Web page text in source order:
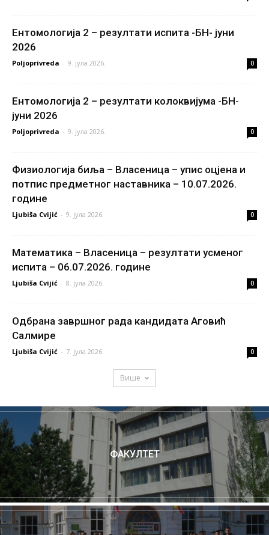
Ентомологија 2 – резултати испита -БН- јуни
2026
Poljoprivreda - 9. јула 2026. 0
Ентомологија 2 – резултати колоквијума -БН-
јуни 2026
Poljoprivreda - 9. јула 2026. 0
Физиологија биља – Власеница – упис оцјена и
потпис предметног наставника – 10.07.2026.
године
Ljubiša Cvijić - 9. јула 2026. 0
Математика – Власеница – резултати усменог
испита – 06.07.2026. године
Ljubiša Cvijić - 8. јула 2026. 0
Одбрана завршног рада кандидата Аговић
Салмире
Ljubiša Cvijić - 7. јула 2026. 0
Више
ФАКУЛТЕТ